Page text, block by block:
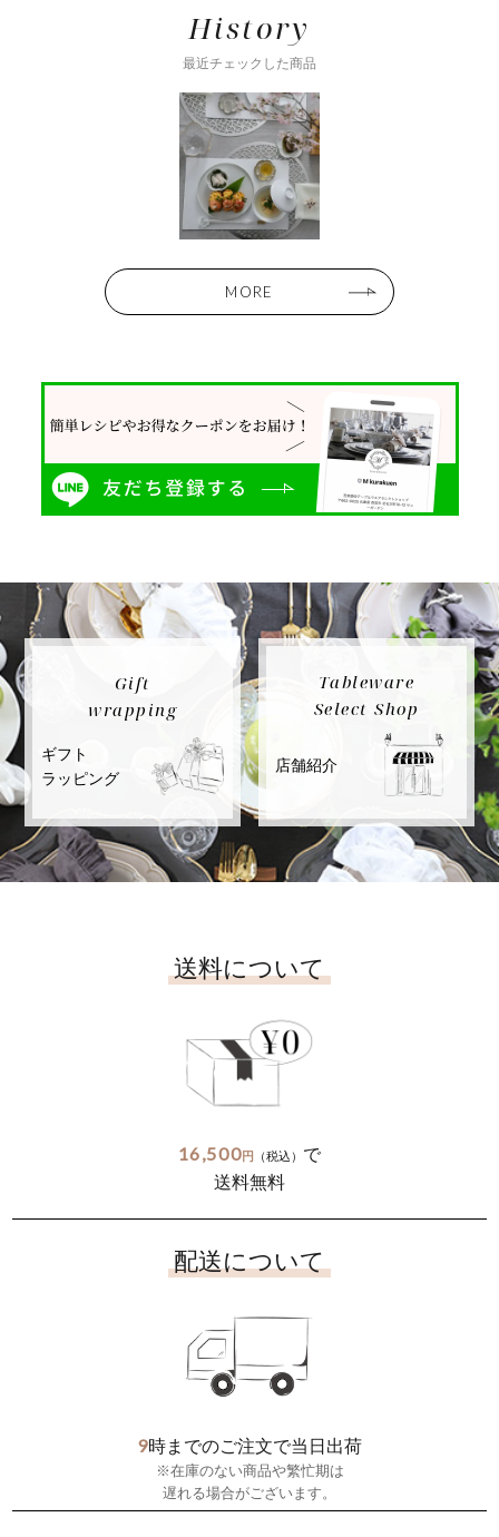
History
最近チェックした商品
MORE
Gift
wrapping
ギフト
ラッピング
Tableware
Select Shop
店舗紹介
送料について
16,500円 （税込） で
送料無料
配送について
9時までのご注文で当日出荷
※在庫のない商品や繁忙期は
遅れる場合がございます。